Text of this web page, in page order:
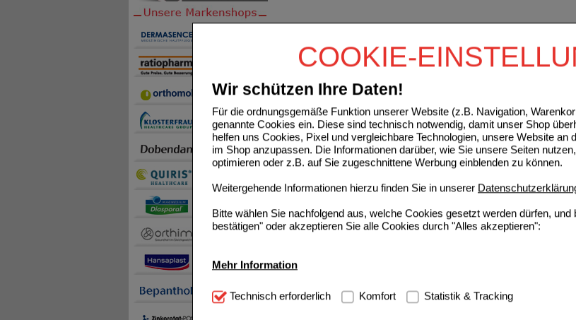
COOKIE-
Wir schützen Ihre Daten!
Für die ordnungsgemäße Funktion unserer Website (z.B. Navigation,
genannte Cookies ein. Diese sind technisch notwendig, damit unser Shop
helfen uns Cookies, Pixel und vergleichbare Technologien, unsere Website an
im Shop anzupassen. Die Informationen darüber, wie Sie unsere Seiten
optimieren oder z.B. auf Sie zugeschnittene Werbung einblenden zu können.
Weitergehende Informationen hierzu finden Sie in unserer
Bitte wählen Sie nachfolgend aus, welche Cookies gesetzt werden dürfen,
bestätigen" oder akzeptieren Sie alle Cookies durch "Alles akzeptieren":
Mehr Information
Technisch Notwendig: Hierbei handelt es sich um Cookies, die für die
notwendig sind (z.B. Navigation, Warenkorb, Kundenkonto), weshalb auf
Technisch erforderlich Komfort Statistik & Tracking